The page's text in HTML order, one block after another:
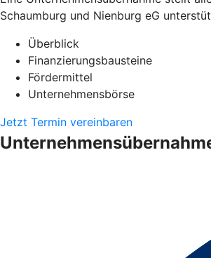
Schaumburg und Nienburg eG
Überblick
Finanzierungsbausteine
Fördermittel
Unternehmensbörse
Jetzt Termin vereinbaren